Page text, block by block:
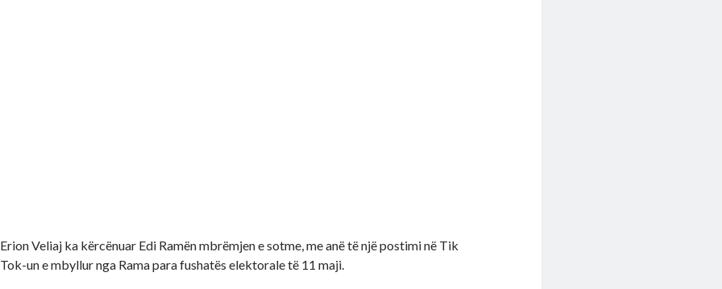
Erion Veliaj ka kërcënuar Edi Ramën mbrëmjen e sotme, me anë të një postimi në Tik
Tok-un e mbyllur nga Rama para fushatës elektorale të 11 maji.